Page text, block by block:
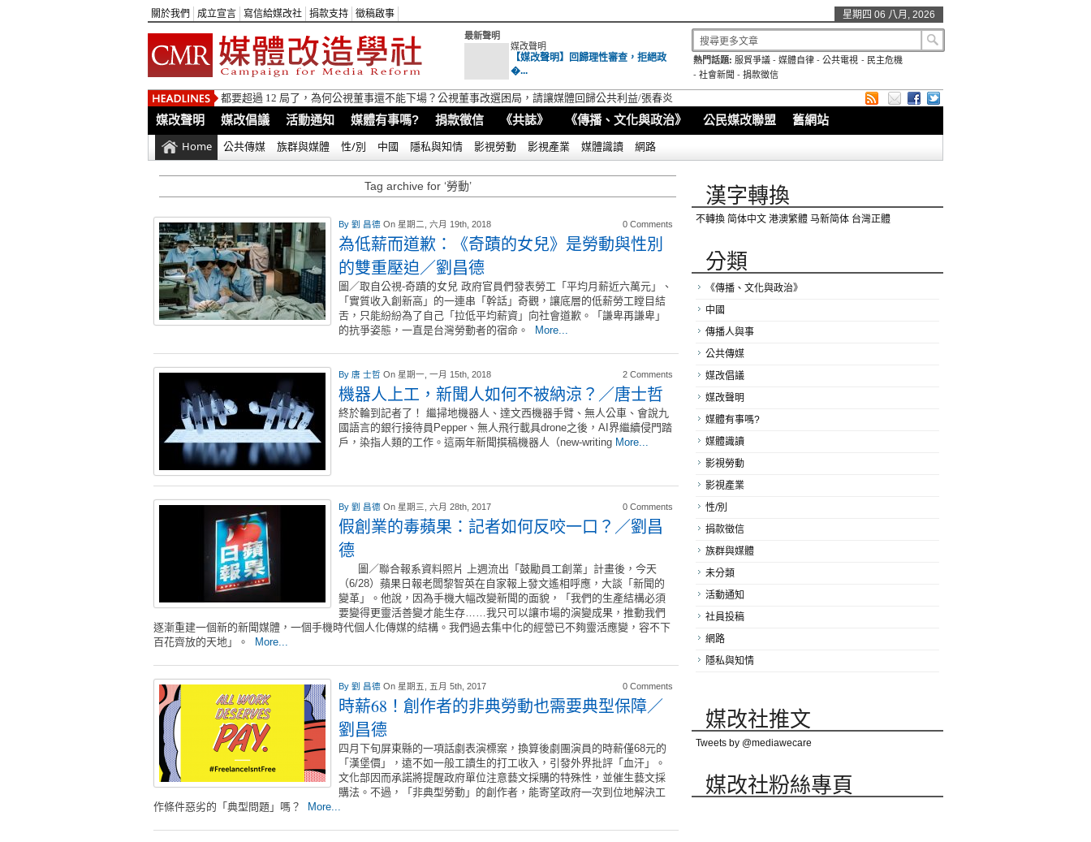
關於我們 成立宣言 寫信給媒改社 捐款支持 徵稿啟事 星期四 06 八月, 2026
最新聲明
媒改聲明
【媒改聲明】回歸理性審查，拒絕政
�...
熱門話題: 服貿爭議 -媒體自律 -公共電視 - 民主危機
- 社會新聞 - 捐款徵信
都要超過 12 局了，為何公視董事還不能下場？公視董事改選困局，請讓媒體回歸公共利益/張春炎
媒改聲明 媒改倡議 活動通知 媒體有事嗎? 捐款徵信 《共誌》 《傳播、文化與政治》 公民媒改聯盟 舊網站
Home 公共傳媒 族群與媒體 性/別 中國 隱私與知情 影視勞動 影視產業 媒體識讀 網路
Tag archive for ‘勞動’
By 劉 昌德 On 星期二, 六月 19th, 2018 0 Comments
為低薪而道歉：《奇蹟的女兒》是勞動與性別
的雙重壓迫／劉昌德
圖／取自公視-奇蹟的女兒 政府官員們發表勞工「平均月薪近六萬元」、
「實質收入創新高」的一連串「幹話」奇觀，讓底層的低薪勞工瞠目結
舌，只能紛紛為了自己「拉低平均薪資」向社會道歉。「謙卑再謙卑」
的抗爭姿態，一直是台灣勞動者的宿命。
More...
By 唐 士哲 On 星期一, 一月 15th, 2018 2 Comments
機器人上工，新聞人如何不被納涼？／唐士哲
終於輪到記者了！ 繼掃地機器人、達文西機器手臂、無人公車、會說九
國語言的銀行接待員Pepper、無人飛行載具drone之後，AI界繼續侵門踏
戶，染指人類的工作。這兩年新聞撰稿機器人（new-writing More...
By 劉 昌德 On 星期三, 六月 28th, 2017 0 Comments
假創業的毒蘋果：記者如何反咬一口？／劉昌
德
圖／聯合報系資料照片 上週流出「鼓勵員工創業」計畫後，今天
（6/28）蘋果日報老闆黎智英在自家報上發文遙相呼應，大談「新聞的
變革」。他說，因為手機大幅改變新聞的面貌，「我們的生產結構必須
要變得更靈活善變才能生存……我只可以讓巿場的演變成果，推動我們
逐漸重建一個新的新聞媒體，一個手機時代個人化傳媒的結構。我們過去集中化的經營已不夠靈活應變，容不下
百花齊放的天地」。
More...
By 劉 昌德 On 星期五, 五月 5th, 2017 0 Comments
時薪68！創作者的非典勞動也需要典型保障／
劉昌德
四月下旬屏東縣的一項話劇表演標案，換算後劇團演員的時薪僅68元的
「漢堡價」，遠不如一般工讀生的打工收入，引發外界批評「血汗」。
文化部因而承諾將提醒政府單位注意藝文採購的特殊性，並催生藝文採
購法。不過，「非典型勞動」的創作者，能寄望政府一次到位地解決工
作條件惡劣的「典型問題」嗎？
More...
漢字轉換
不轉換 简体中文 港澳繁體 马新简体 台灣正體
分類
《傳播、文化與政治》
中國
傳播人與事
公共傳媒
媒改倡議
媒改聲明
媒體有事嗎?
媒體識讀
影視勞動
影視產業
性/別
捐款徵信
族群與媒體
未分類
活動通知
社員投稿
網路
隱私與知情
媒改社推文
Tweets by @mediawecare
媒改社粉絲專頁